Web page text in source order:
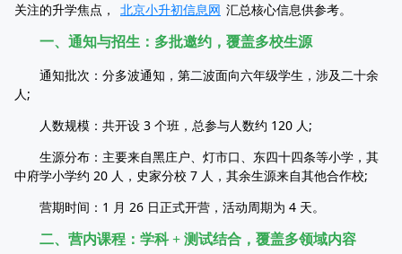
关注的升学焦点，
北京小升初信息网 汇总核心信息供参考。
一、通知与招生：多批邀约，覆盖多校生源
通知批次：分多波通知，第二波面向六年级学生，涉及二十余
人;
人数规模：共开设 3 个班，总参与人数约 120 人;
生源分布：主要来自黑庄户、灯市口、东四十四条等小学，其
中府学小学约 20 人，史家分校 7 人，其余生源来自其他合作校;
营期时间：1 月 26 日正式开营，活动周期为 4 天。
二、营内课程：学科 + 测试结合，覆盖多领域内容